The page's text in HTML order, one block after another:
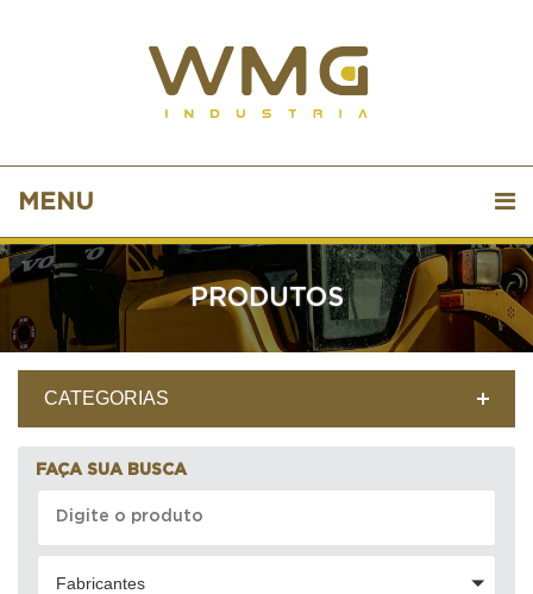
MENU
PRODUTOS
CATEGORIAS
FAÇA SUA BUSCA
Fabricantes